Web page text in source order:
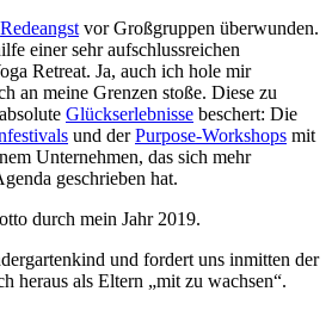
Redeangst vor Großgruppen überwunden.
einer sehr aufschlussreichen
Retreat. Ja, auch ich hole mir
an meine Grenzen stoße. Diese zu
Glückserlebnisse beschert: Die
und derPurpose-Workshops mit
Unternehmen, das sich mehr
geschrieben hat.
durch mein Jahr 2019.
und fordert uns inmitten der
heraus als Eltern „mit zu wachsen“.